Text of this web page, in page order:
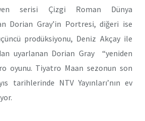
serisi Çizgi Roman Dünya
Dorian Gray’in Portresi, diğeri ise
prodüksiyonu, Deniz Akçay ile
uyarlanan Dorian Gray “yeniden
oyunu. Tiyatro Maan sezonun son
tarihlerinde NTV Yayınları’nın ev